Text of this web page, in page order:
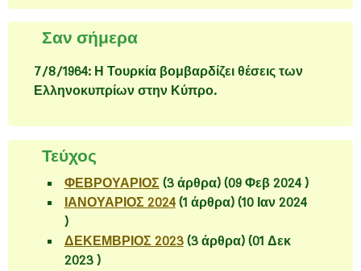
Σαν σήμερα
7/8/1964: Η Τουρκία βομβαρδίζει θέσεις των
Ελληνοκυπρίων στην Κύπρο.
Τεύχος
ΦΕΒΡΟΥΑΡΙΟΣ (3 άρθρα) (09 Φεβ 2024 )
ΙΑΝΟΥΑΡΙΟΣ 2024(1 άρθρα) (10 Ιαν 2024
)
ΔΕΚΕΜΒΡΙΟΣ 2023(3 άρθρα) (01 Δεκ
2023 )